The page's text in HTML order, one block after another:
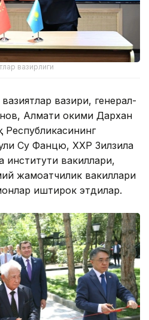
вазирлиги
вазири, генерал-
Алмати ҳокими Дархан
Республикасининг
Су Фанцю, ХХР Зилзила
институти вакиллари,
жамоатчилик вакиллари
иштирок этдилар.